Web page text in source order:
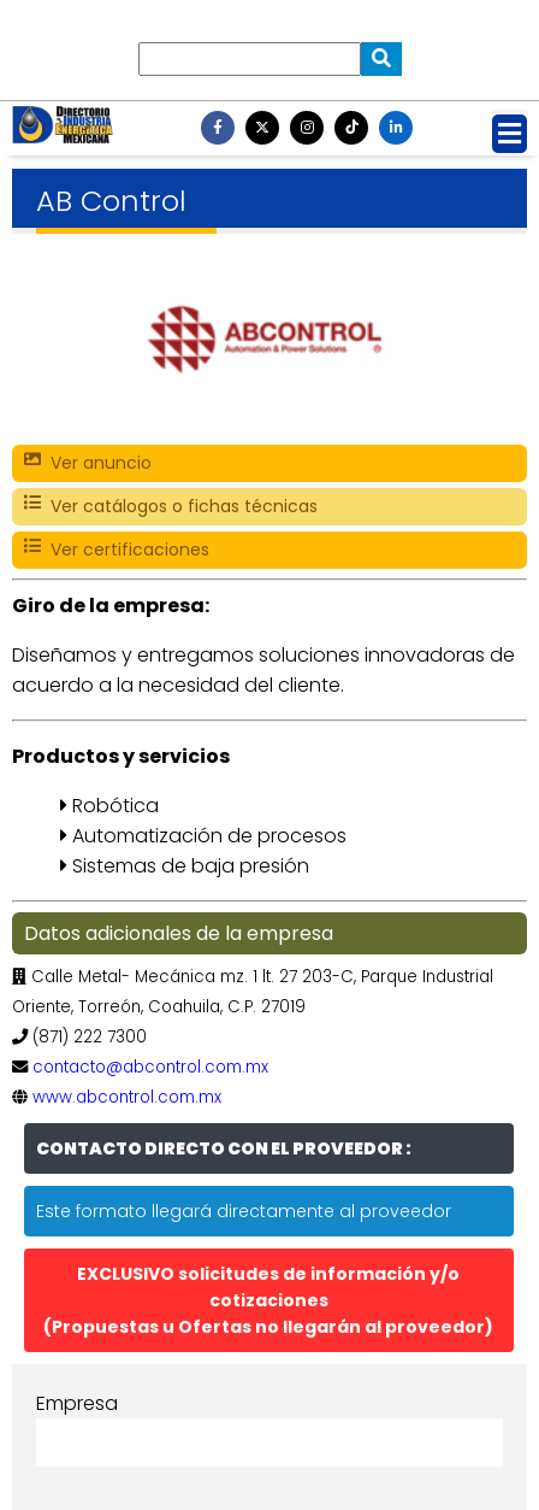
AB Control
Ver anuncio
Ver catálogos o fichas técnicas
Ver certificaciones
Giro de la empresa:
Diseñamos y entregamos soluciones innovadoras de
acuerdo a la necesidad del cliente.
Productos y servicios
Robótica
Automatización de procesos
Sistemas de baja presión
Datos adicionales de la empresa
Calle Metal- Mecánica mz. 1 lt. 27 203-C, Parque Industrial
Oriente, Torreón, Coahuila, C.P. 27019
(871) 222 7300
contacto@abcontrol.com.mx
www.abcontrol.com.mx
CONTACTO DIRECTO CON EL PROVEEDOR :
Este formato llegará directamente al proveedor
EXCLUSIVO solicitudes de información y/o
cotizaciones
(Propuestas u Ofertas no llegarán al proveedor)
Empresa